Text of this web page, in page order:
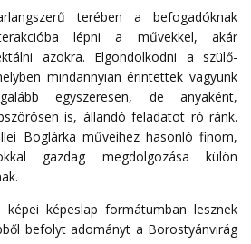
terében a befogadóknak
lépni a művekkel, akár
azokra. Elgondolkodni a szülő-
mindannyian érintettek vagyunk
egyszeresen, de anyaként,
is, állandó feladatot ró ránk.
Boglárka műveihez hasonló finom,
gazdag megdolgozása külön
képeslap formátumban lesznek
befolyt adományt a Borostyánvirág